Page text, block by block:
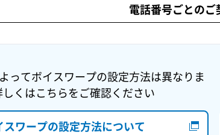
電話番号ごとのご
ってボイスワープの設定方法は異なりま
しくはこちらをご確認ください
スワープの設定方法について